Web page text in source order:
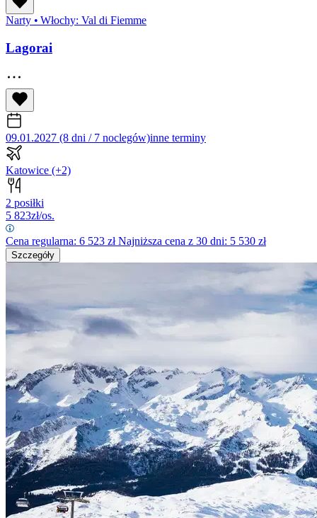
Narty • Włochy: Val di Fiemme
Lagorai
09.01.2027 (8 dni / 7 noclegów)inne terminy
Katowice (+2)
2 posiłki
5 823zł/os.
Cena regularna: 6 523 złNajniższa cena z 30 dni: 5 530 zł
Szczegóły